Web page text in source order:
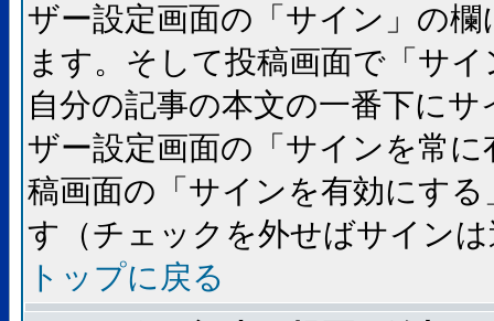
ザー設定画面の「サイン」の
ます。そして投稿画面で「サ
自分の記事の本文の一番下に
ザー設定画面の「サインを常
稿画面の「サインを有効にす
す（チェックを外せばサイン
トップに戻る